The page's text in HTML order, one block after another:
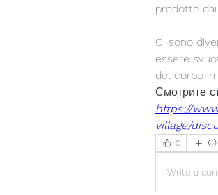
prodotto
Ci sono
essere
del corpo in
Смотрите
https://
village/
0
Write a